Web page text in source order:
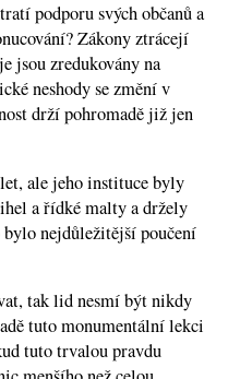
podporu svých občanů a
Zákony ztrácejí
jsou zredukovány na
neshody se změní v
drží pohromadě již jen
ale jeho instituce byly
a řídké malty a držely
nejdůležitější poučení
tak lid nesmí být nikdy
tuto monumentální lekci
tuto trvalou pravdu